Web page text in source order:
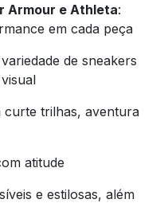
Armour e Athleta:
em cada peça
de sneakers
curte trilhas, aventura
atitude
e estilosas, além